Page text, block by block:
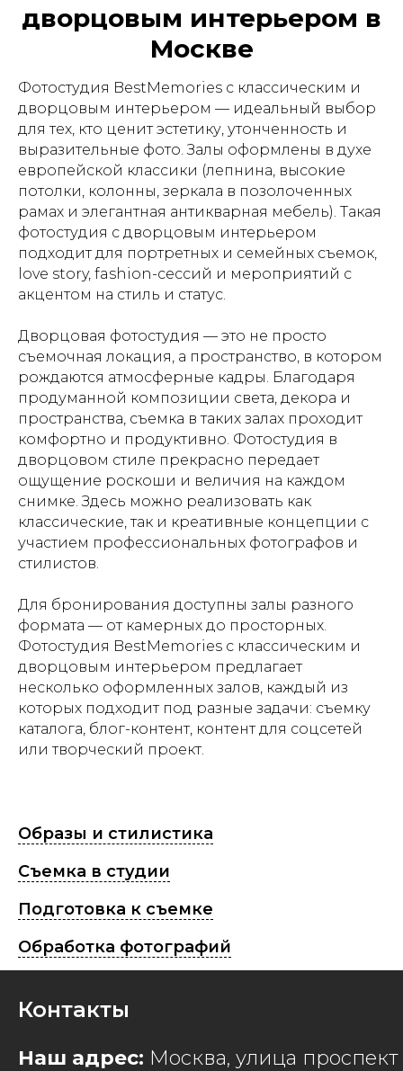
дворцовым интерьером в
Москве
Фотостудия BestMemories с классическим и
дворцовым интерьером — идеальный выбор
для тех, кто ценит эстетику, утонченность и
выразительные фото. Залы оформлены в духе
европейской классики (лепнина, высокие
потолки, колонны, зеркала в позолоченных
рамах и элегантная антикварная мебель). Такая
фотостудия с дворцовым интерьером
подходит для портретных и семейных съемок,
love story, fashion-сессий и мероприятий с
акцентом на стиль и статус.
Дворцовая фотостудия — это не просто
съемочная локация, а пространство, в котором
рождаются атмосферные кадры. Благодаря
продуманной композиции света, декора и
пространства, съемка в таких залах проходит
комфортно и продуктивно. Фотостудия в
дворцовом стиле прекрасно передает
ощущение роскоши и величия на каждом
снимке. Здесь можно реализовать как
классические, так и креативные концепции с
участием профессиональных фотографов и
стилистов.
Для бронирования доступны залы разного
формата — от камерных до просторных.
Фотостудия BestMemories с классическим и
дворцовым интерьером предлагает
несколько оформленных залов, каждый из
которых подходит под разные задачи: съемку
каталога, блог-контент, контент для соцсетей
или творческий проект.
Образы и стилистика
Съемка в студии
Подготовка к съемке
Обработка фотографий
Контакты
Наш адрес: Москва, улица проспект